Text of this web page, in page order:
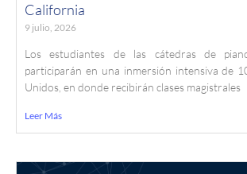
California
9 julio, 2026
Los estudiantes de las cátedras de
participarán en una inmersión intensiva de
Unidos, en donde recibirán clases magistrales
Leer Más